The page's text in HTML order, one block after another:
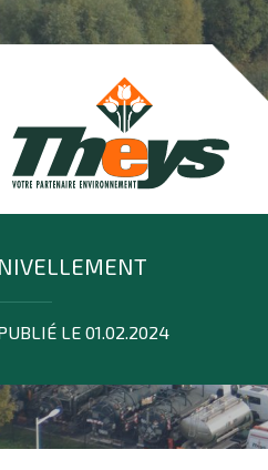
NIVELLEMENT
LE 01.02.2024